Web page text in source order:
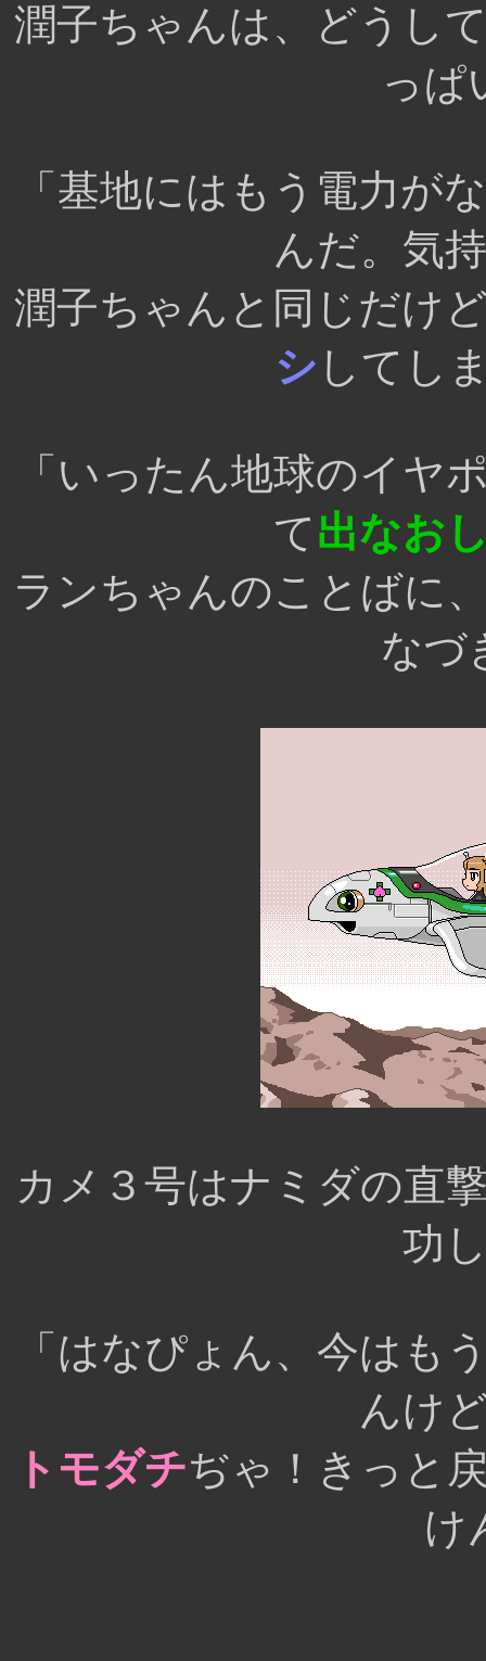
潤子ちゃんは、どうし
っぱ
「基地にはもう電力が
んだ。気
潤子ちゃんと同じだけ
シ してし
「いったん地球のイヤ
て出なお
ランちゃんのことばに
なづ
カメ３号はナミダの直
功
「はなぴょん、今はも
んけ
トモダチぢゃ！きっと
け